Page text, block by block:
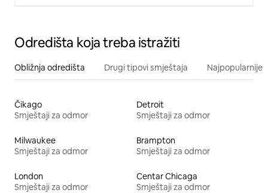
Odredišta koja treba istražiti
Obližnja odredišta Drugi tipovi smještaja Najpopularnije
Čikago
Smještaji za odmor
Detroit
Smještaji za odmor
Milwaukee
Smještaji za odmor
Brampton
Smještaji za odmor
London
Smještaji za odmor
Centar Chicaga
Smještaji za odmor